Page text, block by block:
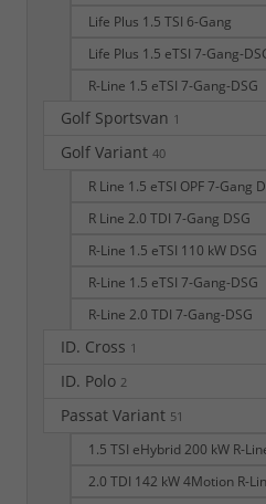
Life Plus 1.5 TSI 6-Gang
Life Plus 1.5 eTSI 7-Gang-
R-Line 1.5 eTSI 7-Gang-DSG
Golf Sportsvan 1
Golf Variant 40
R Line 1.5 eTSI OPF 7-Gang
R Line 2.0 TDI 7-Gang DSG
R-Line 1.5 eTSI 110 kW DSG
R-Line 1.5 eTSI 7-Gang-DSG
R-Line 2.0 TDI 7-Gang-DSG
ID. Cross 1
ID. Polo 2
Passat Variant 51
1.5 TSI eHybrid 200 kW R-
2.0 TDI 142 kW 4Motion R-